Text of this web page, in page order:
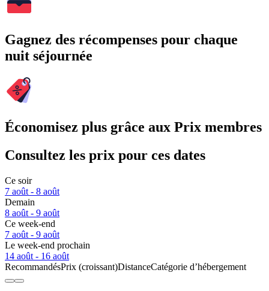
Gagnez des récompenses pour chaque
nuit séjournée
Économisez plus grâce aux Prix membres
Consultez les prix pour ces dates
Ce soir
7 août - 8 août
Demain
8 août - 9 août
Ce week-end
7 août - 9 août
Le week-end prochain
14 août - 16 août
RecommandésPrix (croissant)DistanceCatégorie d’hébergement